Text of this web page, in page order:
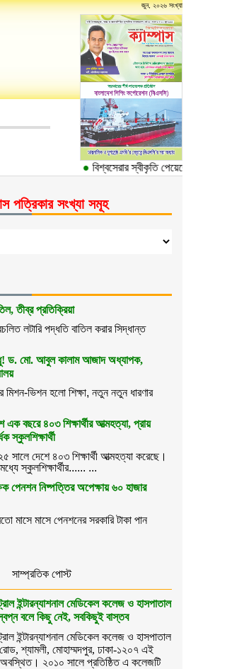
জুন, ২০২৬ সংখ্যা
বিশ্বসেরার স্বীকৃতি পেয়েছে ঢাকা
পত্রিকার সংখ্যা সমূহ
তীব্র প্রতিক্রিয়া
লটারি পদ্ধতি বাতিল করার সিদ্ধান্ত
মধু! ড. মো. আবুল কালাম আজাদ অধ্যাপক,
মিশন-ভিশন হলো শিক্ষা, নতুন নতুন ধারণার
এক বছরে ৪০৩ শিক্ষার্থীর আত্মহত্যা, প্রায়
স্কুলশিক্ষার্থী
সালে দেশে ৪০৩ শিক্ষার্থী আত্মহত্যা করেছে।
স্কুলশিক্ষার্থীর...... ...
পেনশন নিষ্পত্তির অপেক্ষায় ৬০ হাজার
মাসে মাসে পেনশনের সরকারি টাকা পান
সাম্প্রতিক পোস্ট
ইন্টারন্যাশনাল মেডিকেল কলেজ ও হাসপাতাল
বলে কিছু নেই, সবকিছুই বাস্তব
ইন্টারন্যাশনাল মেডিকেল কলেজ ও হাসপাতাল
শ্যামলী, মোহাম্মদপুর, ঢাকা-১২০৭ এই
অবস্থিত। ২০১০ সালে প্রতিষ্ঠিত এ কলেজটি